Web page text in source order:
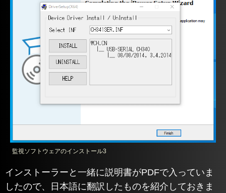
監視ソフトウェアのインストール3
インストーラーと一緒に説明書がPDFで入っていま
したので、日本語に翻訳したものを紹介しておきま